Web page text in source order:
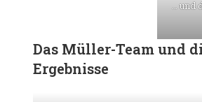
… und
Das Müller-Team und
Ergebnisse